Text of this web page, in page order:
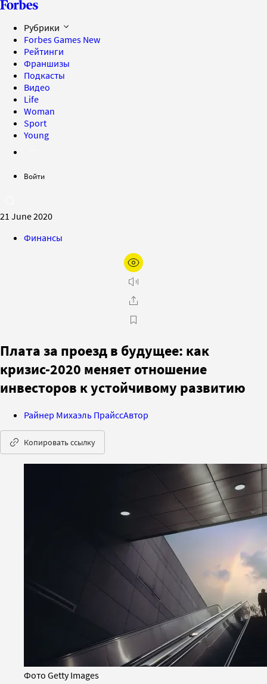
Рубрики
Forbes Games New
Рейтинги
Франшизы
Подкасты
Видео
Life
Woman
Sport
Young
Войти
21 June 2020
Финансы
Плата за проезд в будущее: как
кризис-2020 меняет отношение
инвесторов к устойчивому развитию
Райнер Михаэль ПрайссАвтор
Копировать ссылку
Фото Getty Images